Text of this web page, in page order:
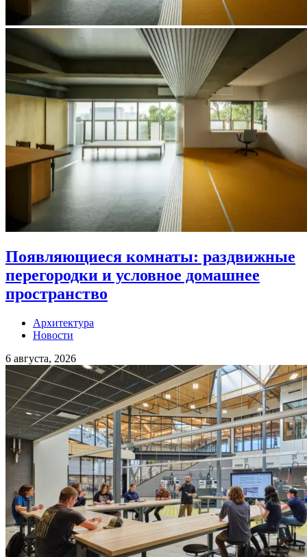
Появляющиеся комнаты: раздвижные
перегородки и условное домашнее
пространство
Архитектура
Новости
6 августа, 2026